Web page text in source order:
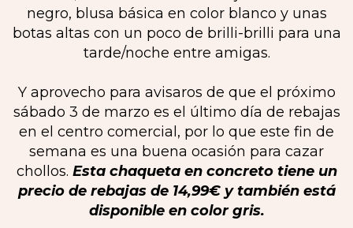
negro, blusa básica en color blanco y unas
botas altas con un poco de brilli-brilli para una
tarde/noche entre amigas.
Y aprovecho para avisaros de que el próximo
sábado 3 de marzo es el último día de rebajas
en el centro comercial, por lo que este fin de
semana es una buena ocasión para cazar
chollos. Esta chaqueta en concreto tiene un
precio de rebajas de 14,99€ y también está
disponible en color gris.